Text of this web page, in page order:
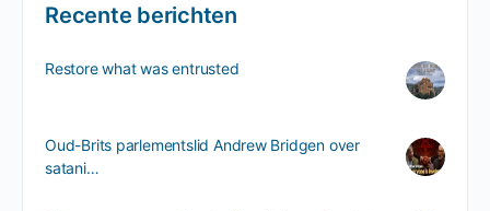
Recente berichten
Restore what was entrusted
Oud-Brits parlementslid Andrew Bridgen over
satani…